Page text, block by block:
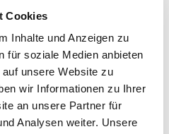
Cookies
Inhalte und Anzeigen zu
für soziale Medien anbieten
unsere Website zu
wir Informationen zu Ihrer
an unsere Partner für
Analysen weiter. Unsere
helle Kleidung solltest
lieber verzichten, da
Flecken hinterlässt.
einzige Methode, um
Alternativ kannst du
einlegen oder sogar